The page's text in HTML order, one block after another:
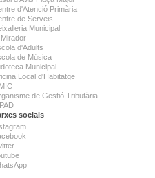
d'Atenció Primària
de Serveis
Municipal
Mirador
d'Adults
de Música
Municipal
Local d'Habitatge
de Gestió Tributària
socials